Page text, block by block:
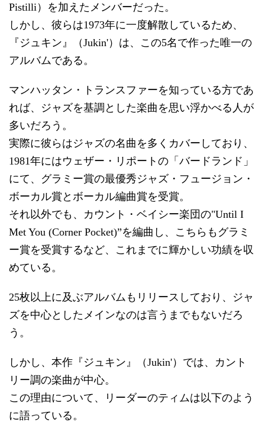
Pistilli）を加えたメンバーだった。
しかし、彼らは1973年に一度解散しているため、
『ジュキン』（Jukin'）は、この5名で作った唯一の
アルバムである。
マンハッタン・トランスファーを知っている方であ
れば、ジャズを基調とした楽曲を思い浮かべる人が
多いだろう。
実際に彼らはジャズの名曲を多くカバーしており、
1981年にはウェザー・リポートの「バードランド」
にて、グラミー賞の最優秀ジャズ・フュージョン・
ボーカル賞とボーカル編曲賞を受賞。
それ以外でも、カウント・ベイシー楽団の"Until I
Met You (Corner Pocket)”を編曲し、こちらもグラミ
ー賞を受賞するなど、これまでに輝かしい功績を収
めている。
25枚以上に及ぶアルバムもリリースしており、ジャ
ズを中心としたメインなのは言うまでもないだろ
う。
しかし、本作『ジュキン』（Jukin'）では、カント
リー調の楽曲が中心。
この理由について、リーダーのティムは以下のよう
に語っている。